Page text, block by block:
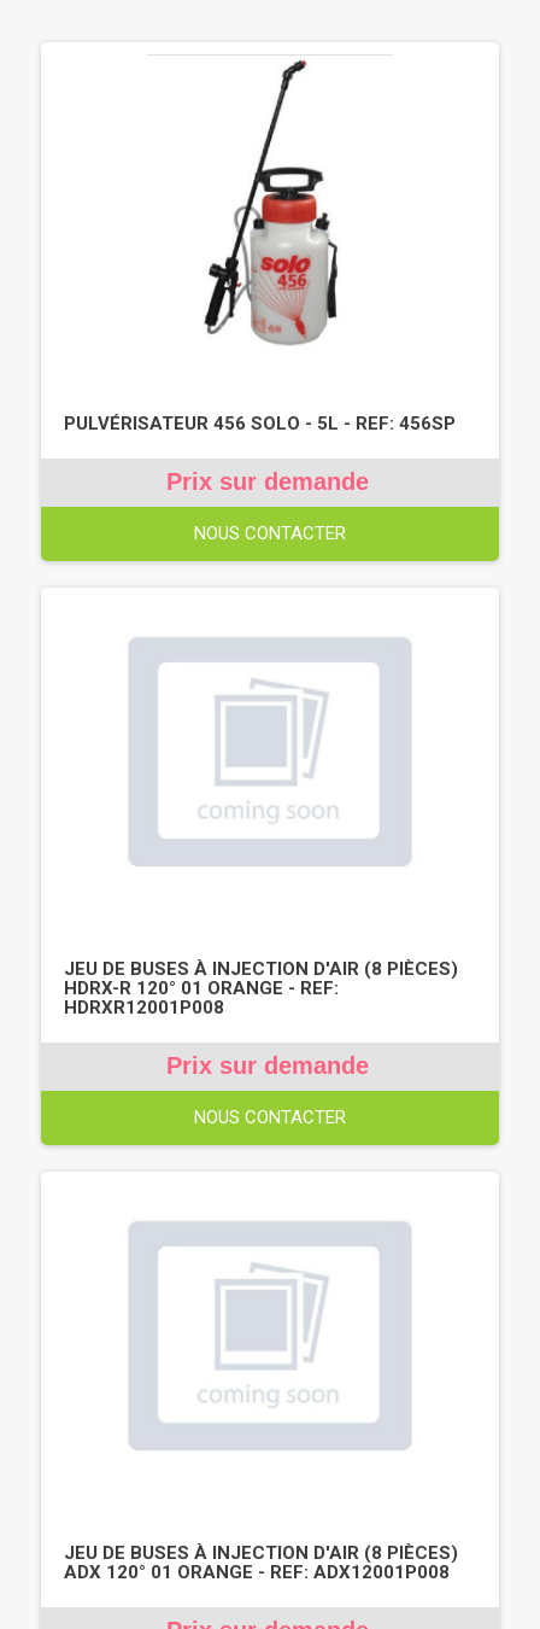
PULVÉRISATEUR 456 SOLO - 5L - REF: 456SP
Prix sur demande
NOUS CONTACTER
JEU DE BUSES À INJECTION D'AIR (8 PIÈCES)
HDRX-R 120° 01 ORANGE - REF:
HDRXR12001P008
Prix sur demande
NOUS CONTACTER
JEU DE BUSES À INJECTION D'AIR (8 PIÈCES)
ADX 120° 01 ORANGE - REF: ADX12001P008